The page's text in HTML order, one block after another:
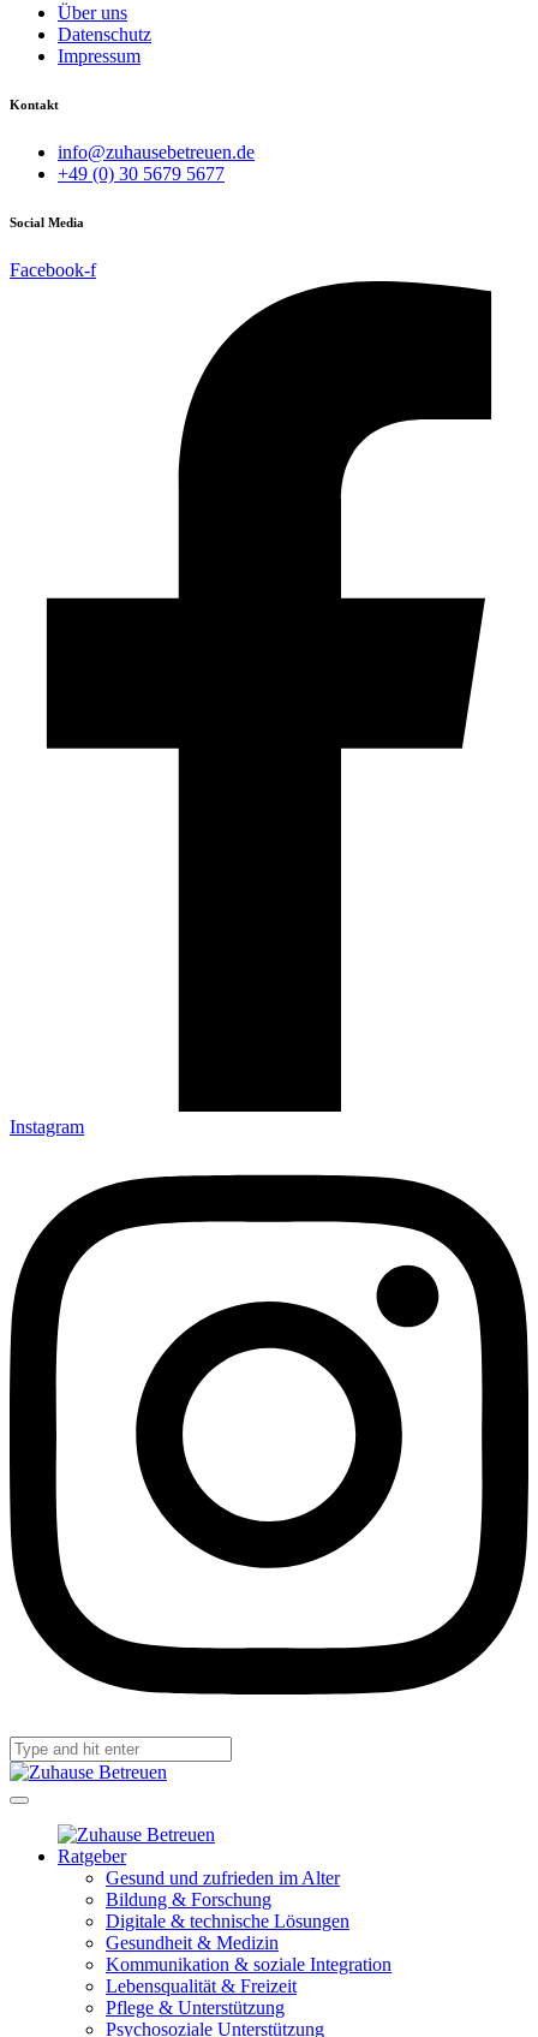
Über uns
Datenschutz
Impressum
Kontakt
info@zuhausebetreuen.de
+49 (0) 30 5679 5677
Social Media
Facebook-f
Instagram
Ratgeber
Gesund und zufrieden im Alter
Bildung & Forschung
Digitale & technische Lösungen
Gesundheit & Medizin
Kommunikation & soziale Integration
Lebensqualität & Freizeit
Pflege & Unterstützung
Psychosoziale Unterstützung